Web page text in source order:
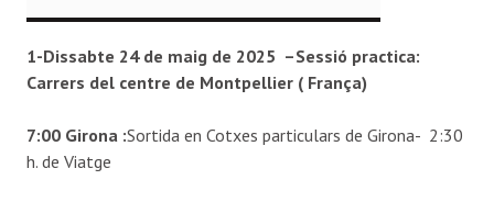
1-Dissabte 24 de maig de 2025 –Sessió practica:
Carrers del centre de Montpellier ( França)
7:00 Girona :Sortida en Cotxes particulars de Girona- 2:30
h. de Viatge